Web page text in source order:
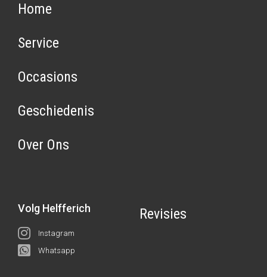
Home
Service
Occasions
Geschiedenis
Over Ons
Volg Helfferich
Instagram
Whatsapp
Revisies